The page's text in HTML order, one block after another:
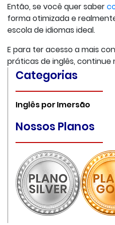
Então, se você quer saber
forma otimizada e
escola de idiomas ideal.
E para ter acesso a mais
práticas de inglês, continue
Categorias
Inglês por Imersão
Nossos Planos